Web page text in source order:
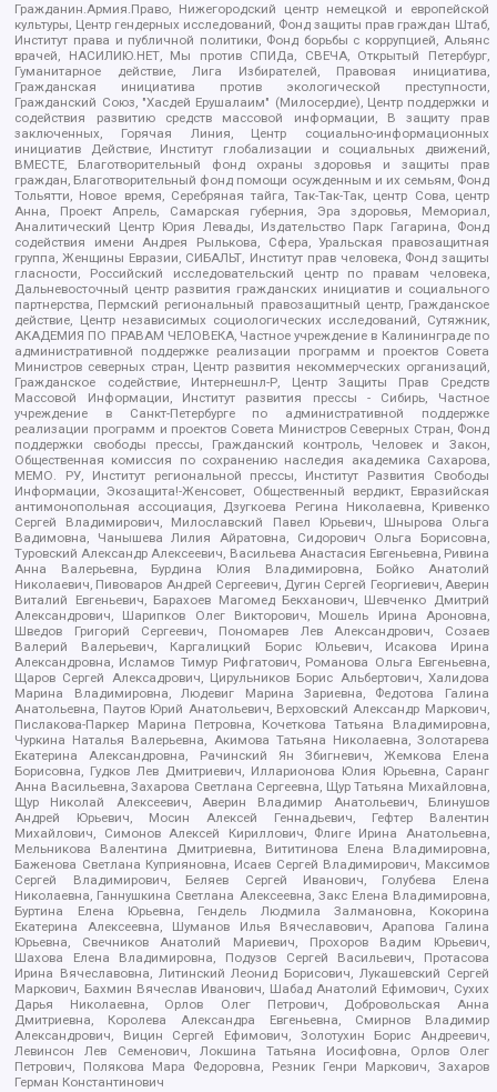
Гражданин.Армия.Право, Нижегородский центр немецкой и европейской
культуры, Центр гендерных исследований, Фонд защиты прав граждан Штаб,
Институт права и публичной политики, Фонд борьбы с коррупцией, Альянс
врачей, НАСИЛИЮ.НЕТ, Мы против СПИДа, СВЕЧА, Открытый Петербург,
Гуманитарное действие, Лига Избирателей, Правовая инициатива,
Гражданская инициатива против экологической преступности,
Гражданский Союз, "Хасдей Ерушалаим" (Милосердие), Центр поддержки и
содействия развитию средств массовой информации, В защиту прав
заключенных, Горячая Линия, Центр социально-информационных
инициатив Действие, Институт глобализации и социальных движений,
ВМЕСТЕ, Благотворительный фонд охраны здоровья и защиты прав
граждан, Благотворительный фонд помощи осужденным и их семьям, Фонд
Тольятти, Новое время, Серебряная тайга, Так-Так-Так, центр Сова, центр
Анна, Проект Апрель, Самарская губерния, Эра здоровья, Мемориал,
Аналитический Центр Юрия Левады, Издательство Парк Гагарина, Фонд
содействия имени Андрея Рылькова, Сфера, Уральская правозащитная
группа, Женщины Евразии, СИБАЛЬТ, Институт прав человека, Фонд защиты
гласности, Российский исследовательский центр по правам человека,
Дальневосточный центр развития гражданских инициатив и социального
партнерства, Пермский региональный правозащитный центр, Гражданское
действие, Центр независимых социологических исследований, Сутяжник,
АКАДЕМИЯ ПО ПРАВАМ ЧЕЛОВЕКА, Частное учреждение в Калининграде по
административной поддержке реализации программ и проектов Совета
Министров северных стран, Центр развития некоммерческих организаций,
Гражданское содействие, Интернешнл-Р, Центр Защиты Прав Средств
Массовой Информации, Институт развития прессы - Сибирь, Частное
учреждение в Санкт-Петербурге по административной поддержке
реализации программ и проектов Совета Министров Северных Стран, Фонд
поддержки свободы прессы, Гражданский контроль, Человек и Закон,
Общественная комиссия по сохранению наследия академика Сахарова,
МЕМО. РУ, Институт региональной прессы, Институт Развития Свободы
Информации, Экозащита!-Женсовет, Общественный вердикт, Евразийская
антимонопольная ассоциация, Дзугкоева Регина Николаевна, Кривенко
Сергей Владимирович, Милославский Павел Юрьевич, Шнырова Ольга
Вадимовна, Чанышева Лилия Айратовна, Сидорович Ольга Борисовна,
Туровский Александр Алексеевич, Васильева Анастасия Евгеньевна, Ривина
Анна Валерьевна, Бурдина Юлия Владимировна, Бойко Анатолий
Николаевич, Пивоваров Андрей Сергеевич, Дугин Сергей Георгиевич, Аверин
Виталий Евгеньевич, Барахоев Магомед Бекханович, Шевченко Дмитрий
Александрович, Шарипков Олег Викторович, Мошель Ирина Ароновна,
Шведов Григорий Сергеевич, Пономарев Лев Александрович, Созаев
Валерий Валерьевич, Каргалицкий Борис Юльевич, Исакова Ирина
Александровна, Исламов Тимур Рифгатович, Романова Ольга Евгеньевна,
Щаров Сергей Алексадрович, Цирульников Борис Альбертович, Халидова
Марина Владимировна, Людевиг Марина Зариевна, Федотова Галина
Анатольевна, Паутов Юрий Анатольевич, Верховский Александр Маркович,
Пислакова-Паркер Марина Петровна, Кочеткова Татьяна Владимировна,
Чуркина Наталья Валерьевна, Акимова Татьяна Николаевна, Золотарева
Екатерина Александровна, Рачинский Ян Збигневич, Жемкова Елена
Борисовна, Гудков Лев Дмитриевич, Илларионова Юлия Юрьевна, Саранг
Анна Васильевна, Захарова Светлана Сергеевна, Щур Татьяна Михайловна,
Щур Николай Алексеевич, Аверин Владимир Анатольевич, Блинушов
Андрей Юрьевич, Мосин Алексей Геннадьевич, Гефтер Валентин
Михайлович, Симонов Алексей Кириллович, Флиге Ирина Анатольевна,
Мельникова Валентина Дмитриевна, Вититинова Елена Владимировна,
Баженова Светлана Куприяновна, Исаев Сергей Владимирович, Максимов
Сергей Владимирович, Беляев Сергей Иванович, Голубева Елена
Николаевна, Ганнушкина Светлана Алексеевна, Закс Елена Владимировна,
Буртина Елена Юрьевна, Гендель Людмила Залмановна, Кокорина
Екатерина Алексеевна, Шуманов Илья Вячеславович, Арапова Галина
Юрьевна, Свечников Анатолий Мариевич, Прохоров Вадим Юрьевич,
Шахова Елена Владимировна, Подузов Сергей Васильевич, Протасова
Ирина Вячеславовна, Литинский Леонид Борисович, Лукашевский Сергей
Маркович, Бахмин Вячеслав Иванович, Шабад Анатолий Ефимович, Сухих
Дарья Николаевна, Орлов Олег Петрович, Добровольская Анна
Дмитриевна, Королева Александра Евгеньевна, Смирнов Владимир
Александрович, Вицин Сергей Ефимович, Золотухин Борис Андреевич,
Левинсон Лев Семенович, Локшина Татьяна Иосифовна, Орлов Олег
Петрович, Полякова Мара Федоровна, Резник Генри Маркович, Захаров
Герман Константинович